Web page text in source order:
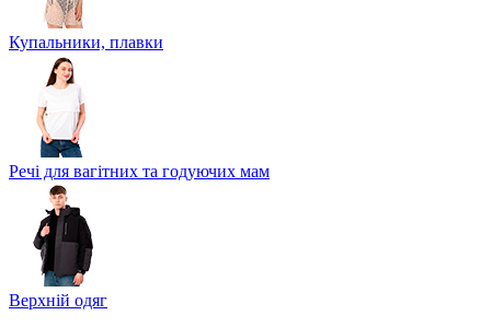
Купальники, плавки
Речі для вагітних та годуючих мам
Верхній одяг